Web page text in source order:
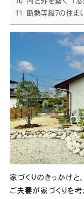
11. 断熱等級7の住ま
家づくりのきっかけと
ご夫妻が家づくりを